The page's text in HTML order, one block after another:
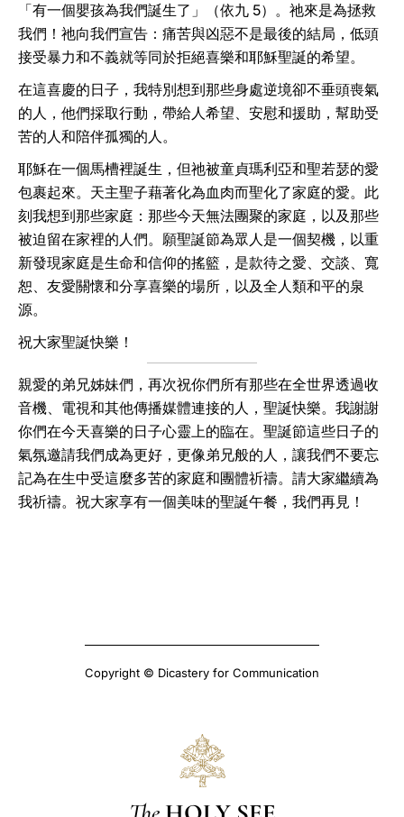
「有一個嬰孩為我們誕生了」（依九 5）。祂來是為拯救
我們！祂向我們宣告：痛苦與凶惡不是最後的結局，低頭
接受暴力和不義就等同於拒絕喜樂和耶穌聖誕的希望。
在這喜慶的日子，我特別想到那些身處逆境卻不垂頭喪氣
的人，他們採取行動，帶給人希望、安慰和援助，幫助受
苦的人和陪伴孤獨的人。
耶穌在一個馬槽裡誕生，但祂被童貞瑪利亞和聖若瑟的愛
包裹起來。天主聖子藉著化為血肉而聖化了家庭的愛。此
刻我想到那些家庭：那些今天無法團聚的家庭，以及那些
被迫留在家裡的人們。願聖誕節為眾人是一個契機，以重
新發現家庭是生命和信仰的搖籃，是款待之愛、交談、寬
恕、友愛關懷和分享喜樂的場所，以及全人類和平的泉
源。
祝大家聖誕快樂！
親愛的弟兄姊妹們，再次祝你們所有那些在全世界透過收
音機、電視和其他傳播媒體連接的人，聖誕快樂。我謝謝
你們在今天喜樂的日子心靈上的臨在。聖誕節這些日子的
氣氛邀請我們成為更好，更像弟兄般的人，讓我們不要忘
記為在生中受這麼多苦的家庭和團體祈禱。請大家繼續為
我祈禱。祝大家享有一個美味的聖誕午餐，我們再見！
Copyright © Dicastery for Communication